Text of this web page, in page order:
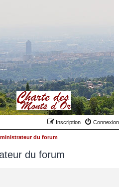
Connexion
Inscription
du forum
du forum